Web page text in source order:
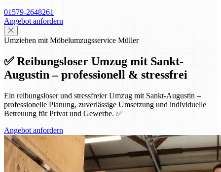
01579-2648261
Angebot anfordern
Umziehen mit Möbelumzugsservice Müller
✅ Reibungsloser Umzug mit Sankt-
Augustin – professionell & stressfrei
Ein reibungsloser und stressfreier Umzug mit Sankt-Augustin –
professionelle Planung, zuverlässige Umsetzung und individuelle
Betreuung für Privat und Gewerbe. ✅
Angebot anfordern